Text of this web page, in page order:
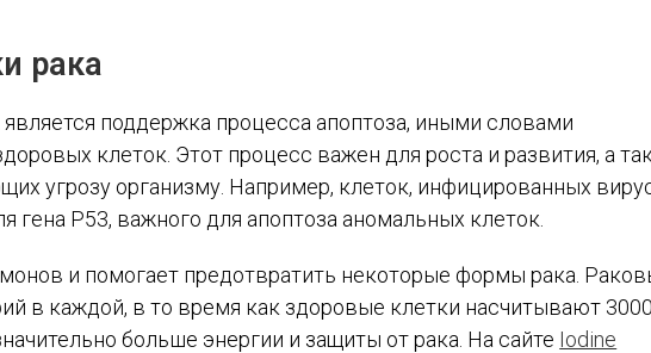
рака
поддержка процесса апоптоза, иными словами
клеток. Этот процесс важен для роста и развития, а
угрозу организму. Например, клеток, инфицированных
гена Р53, важного для апоптоза аномальных клеток.
и помогает предотвратить некоторые формы рака.
в каждой, в то время как здоровые клетки насчитывают
больше энергии и защиты от рака. На сайте Iodine